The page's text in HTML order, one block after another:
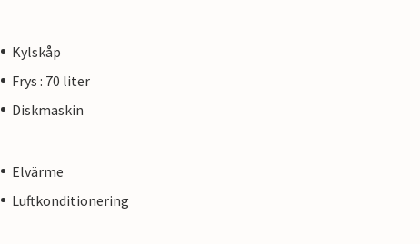
Kylskåp
Frys : 70 liter
Diskmaskin
Elvärme
Luftkonditionering